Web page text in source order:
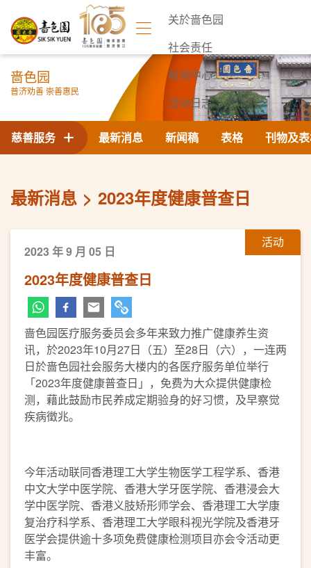
关於啬色园
社会责任
新闻中心
活动日志
联络我们
啬色园
普济劝善 崇善惠民
最新消息 新闻稿 表格 刊物及
慈善服务
最新消息 2023年度健康普查日
活动
2023 年 9 月 05 日
2023年度健康普查日
啬色园医疗服务委员会多年来致力推广健康养生资
讯，於2023年10月27日（五）至28日（六），一连两
日於啬色园社会服务大楼内的各医疗服务单位举行
「2023年度健康普查日」，免费为大众提供健康检
测，藉此鼓励市民养成定期验身的好习惯，及早察觉
疾病徵兆。
今年活动联同香港理工大学生物医学工程学系、香港
中文大学中医学院、香港大学牙医学院、香港浸会大
学中医学院、香港义肢矫形师学会、香港理工大学康
复治疗科学系、香港理工大学眼科视光学院及香港牙
医学会提供逾十多项免费健康检测项目亦会令活动更
丰富。